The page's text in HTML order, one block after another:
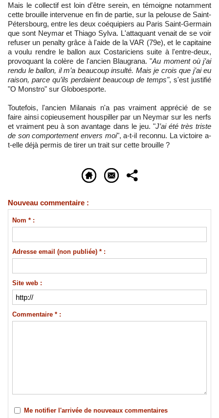
Mais le collectif est loin d'être serein, en témoigne notamment
cette brouille intervenue en fin de partie, sur la pelouse de Saint-
Pétersbourg, entre les deux coéquipiers au Paris Saint-Germain
que sont Neymar et Thiago Sylva. L'attaquant venait de se voir
refuser un penalty grâce à l'aide de la VAR (79e), et le capitaine
a voulu rendre le ballon aux Costariciens suite à l'entre-deux,
provoquant la colère de l'ancien Blaugrana. "Au moment où j’ai
rendu le ballon, il m’a beaucoup insulté. Mais je crois que j’ai eu
raison, parce qu’ils perdaient beaucoup de temps", s'est justifié
"O Monstro" sur Globoesporte.
Toutefois, l'ancien Milanais n'a pas vraiment apprécié de se
faire ainsi copieusement houspiller par un Neymar sur les nerfs
et vraiment peu à son avantage dans le jeu. "J’ai été très triste
de son comportement envers moi", a-t-il reconnu. La victoire a-
t-elle déjà permis de tirer un trait sur cette brouille ?
Nouveau commentaire :
Nom * :
Adresse email (non publiée) * :
Site web :
Commentaire * :
Me notifier l'arrivée de nouveaux commentaires